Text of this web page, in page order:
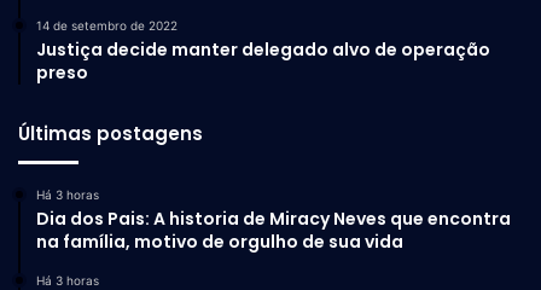
14 de setembro de 2022
Justiça decide manter delegado alvo de operação
preso
Últimas postagens
Há 3 horas
Dia dos Pais: A historia de Miracy Neves que encontra
na família, motivo de orgulho de sua vida
Há 3 horas